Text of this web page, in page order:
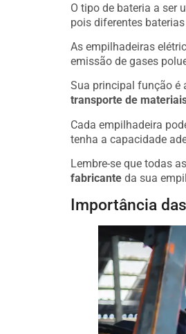
O tipo de bateria a ser
pois diferentes
As empilhadeiras
emissão de gases
Sua principal função é
transporte de
Cada empilhadeira
tenha a capacidade
Lembre-se que todas
fabricante da sua
Importância